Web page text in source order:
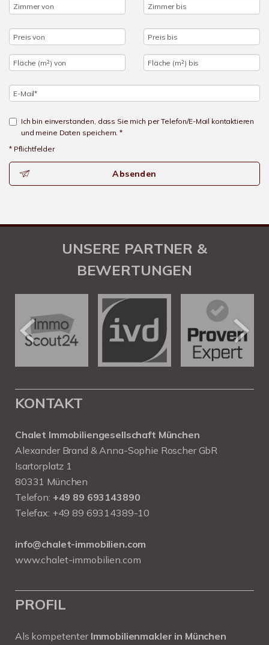
Ich bin einverstanden, dass Sie mich per Telefon/E-Mail kontaktieren
und meine Daten speichern. *
* Pflichtfelder
Absenden
UNSERE PARTNER &
BEWERTUNGEN
KONTAKT
Chalet Immobiliengesellschaft München
Alexander Brand & Anna-Sophie Roscher GbR
Isartorplatz 1
80331 München
Telefon: +49 89 693143890
Telefax: +49 89 69314389-10
info@chalet-immobilien.com
www.chalet-immobilien.com
PROFIL
Als kompetenter Immobilienmakler in München